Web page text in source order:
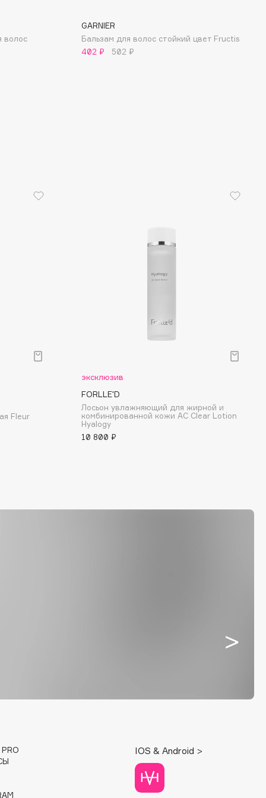
волос
GARNIER
Бальзам для волос стойкий цвет Fructis
402 ₽
502 ₽
Fleur
эксклюзив
FORLLE'D
Лосьон увлажняющий для жирной и
комбинированной кожи AC Clear Lotion
Hyalogy
10 800 ₽
PRO
IOS & Android >